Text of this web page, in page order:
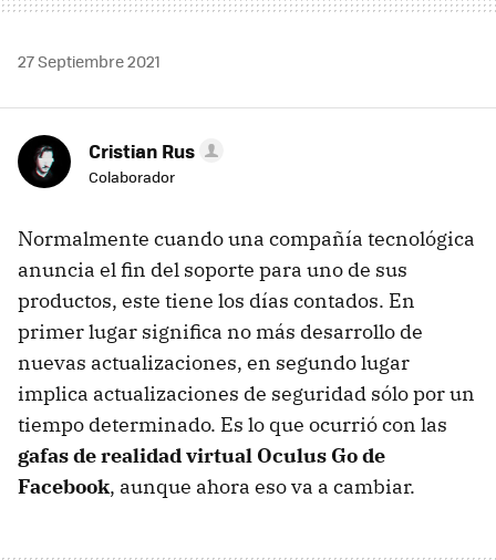
27 Septiembre 2021
Cristian Rus
Colaborador
Normalmente cuando una compañía tecnológica
anuncia el fin del soporte para uno de sus
productos, este tiene los días contados. En
primer lugar significa no más desarrollo de
nuevas actualizaciones, en segundo lugar
implica actualizaciones de seguridad sólo por un
tiempo determinado. Es lo que ocurrió con las
gafas de realidad virtual Oculus Go de
Facebook, aunque ahora eso va a cambiar.